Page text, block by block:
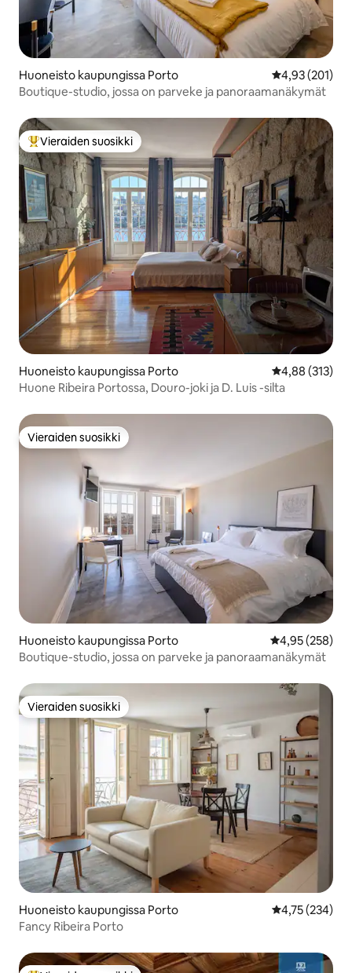
Huoneisto kaupungissa Porto
4,93 (201)
Boutique-studio, jossa on parveke ja panoraamanäkymät
Vieraiden suosikkien parhaimmistoa
Vieraiden suosikki
Huoneisto kaupungissa Porto
4,88 (313)
Huone Ribeira Portossa, Douro-joki ja D. Luis -silta
Vieraiden suosikki
Vieraiden suosikki
Huoneisto kaupungissa Porto
4,95 (258)
Boutique-studio, jossa on parveke ja panoraamanäkymät
Vieraiden suosikki
Vieraiden suosikki
Huoneisto kaupungissa Porto
4,75 (234)
Fancy Ribeira Porto